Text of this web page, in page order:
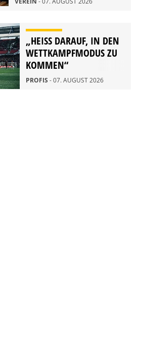
„HEISS DARAUF, IN DEN W
ETTKAMPFMODUS ZU K
OMMEN“
PROFIS - 07. AUGUST 2026